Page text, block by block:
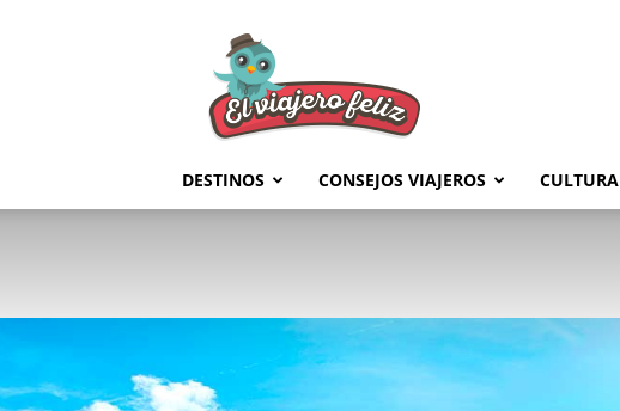
Feliz
DESTINOS CONSEJOS VIAJEROS CULTURA